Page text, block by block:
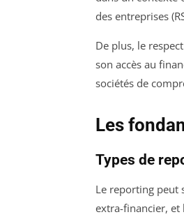
des entreprises
De plus, le
son accès au
sociétés de
Les
Types de
Le reporting peut
extra-financier, et